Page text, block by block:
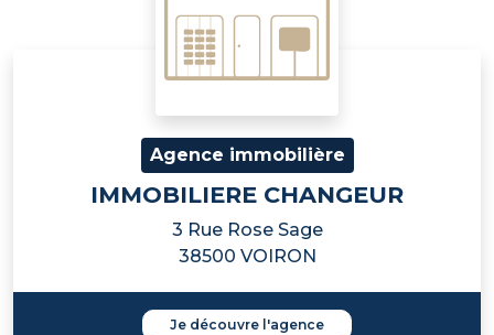
Agence immobilière
IMMOBILIERE CHANGEUR
3 Rue Rose Sage
38500 VOIRON
Je découvre l'agence